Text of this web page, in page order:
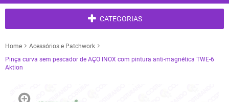
CATEGORIAS
Home
Acessórios e Patchwork
Pinça curva sem pescador de AÇO INOX com pintura anti-magnética TWE-6
Aktion